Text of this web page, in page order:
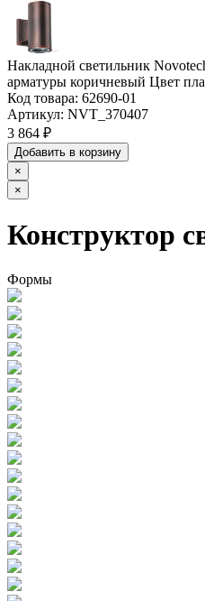
Накладной светильник
арматуры коричневый Цвет
Код товара: 62690-01
Артикул: NVT_370407
3 864 ₽
Добавить в корзину
×
×
Конструктор
Формы